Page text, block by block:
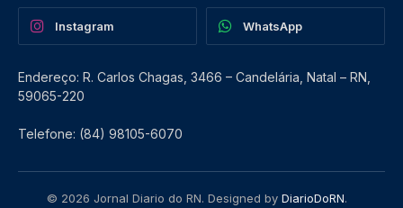
Instagram WhatsApp
Endereço: R. Carlos Chagas, 3466 – Candelária, Natal – RN,
59065-220
Telefone: (84) 98105-6070
© 2026 Jornal Diario do RN. Designed by DiarioDoRN.